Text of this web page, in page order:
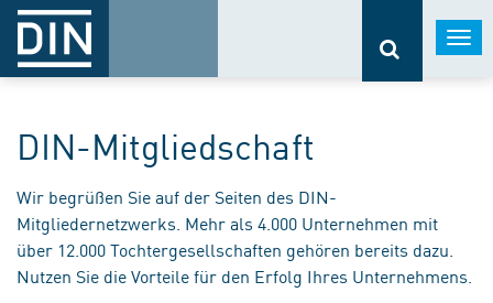
DIN-Mitgliedschaft
Wir begrüßen Sie auf der Seiten des DIN-
Mitgliedernetzwerks. Mehr als 4.000 Unternehmen mit
über 12.000 Tochtergesellschaften gehören bereits dazu.
Nutzen Sie die Vorteile für den Erfolg Ihres Unternehmens.